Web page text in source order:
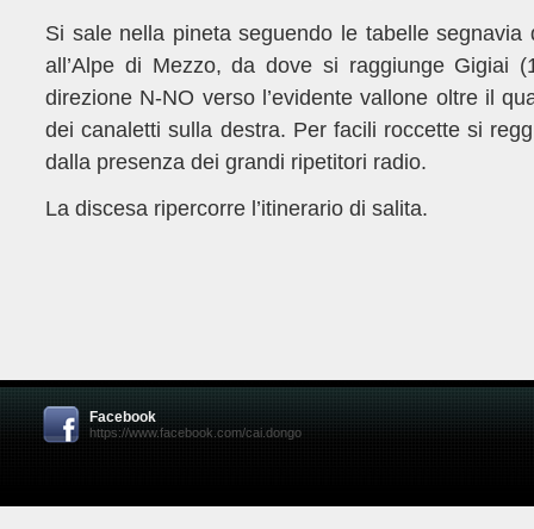
Si sale nella pineta seguendo le tabelle segnavia
all’Alpe di Mezzo, da dove si raggiunge Gigiai
direzione N-NO verso l’evidente vallone oltre il
dei canaletti sulla destra. Per facili roccette si
dalla presenza dei grandi ripetitori radio.
La discesa ripercorre l’itinerario di salita.
Facebook
https://www.facebook.com/cai.dongo